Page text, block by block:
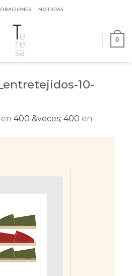
NOTICIAS
0
10-
en 400 &veces; 400 en